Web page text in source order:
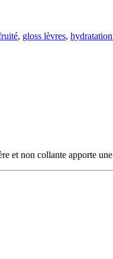
, gloss lèvres,
et non collante apporte une